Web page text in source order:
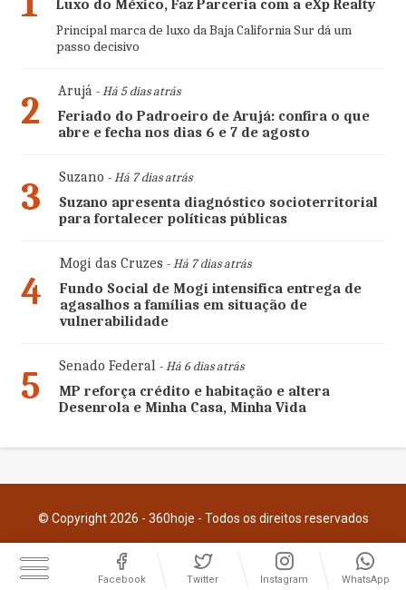
Facebook Twitter Instagram WhatsApp
Luxo do México, Faz Parceria com a eXp Realty
Principal marca de luxo da Baja California Sur dá um
passo decisivo
2 Arujá- Há 5 dias atrás
Feriado do Padroeiro de Arujá: confira o que
abre e fecha nos dias 6 e 7 de agosto
3 Suzano - Há 7 dias atrás
Suzano apresenta diagnóstico socioterritorial
para fortalecer políticas públicas
4
Mogi das Cruzes - Há 7 dias atrás
Fundo Social de Mogi intensifica entrega de
agasalhos a famílias em situação de
vulnerabilidade
5 Senado Federal- Há 6 dias atrás
MP reforça crédito e habitação e altera
Desenrola e Minha Casa, Minha Vida
© Copyright 2026 - 360hoje - Todos os direitos reservados